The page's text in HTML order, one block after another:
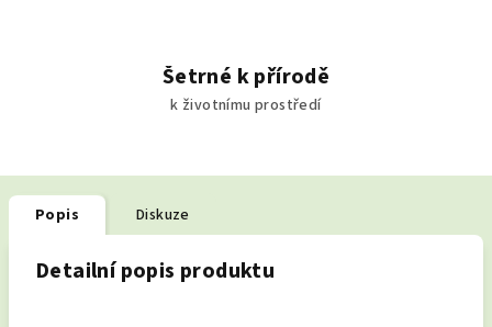
Šetrné k přírodě
k životnímu prostředí
Popis Diskuze
Detailní popis produktu